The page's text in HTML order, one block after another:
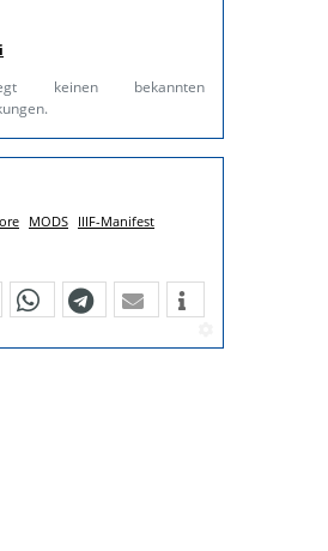
keinen bekannten
MODS IIIF-Manifest